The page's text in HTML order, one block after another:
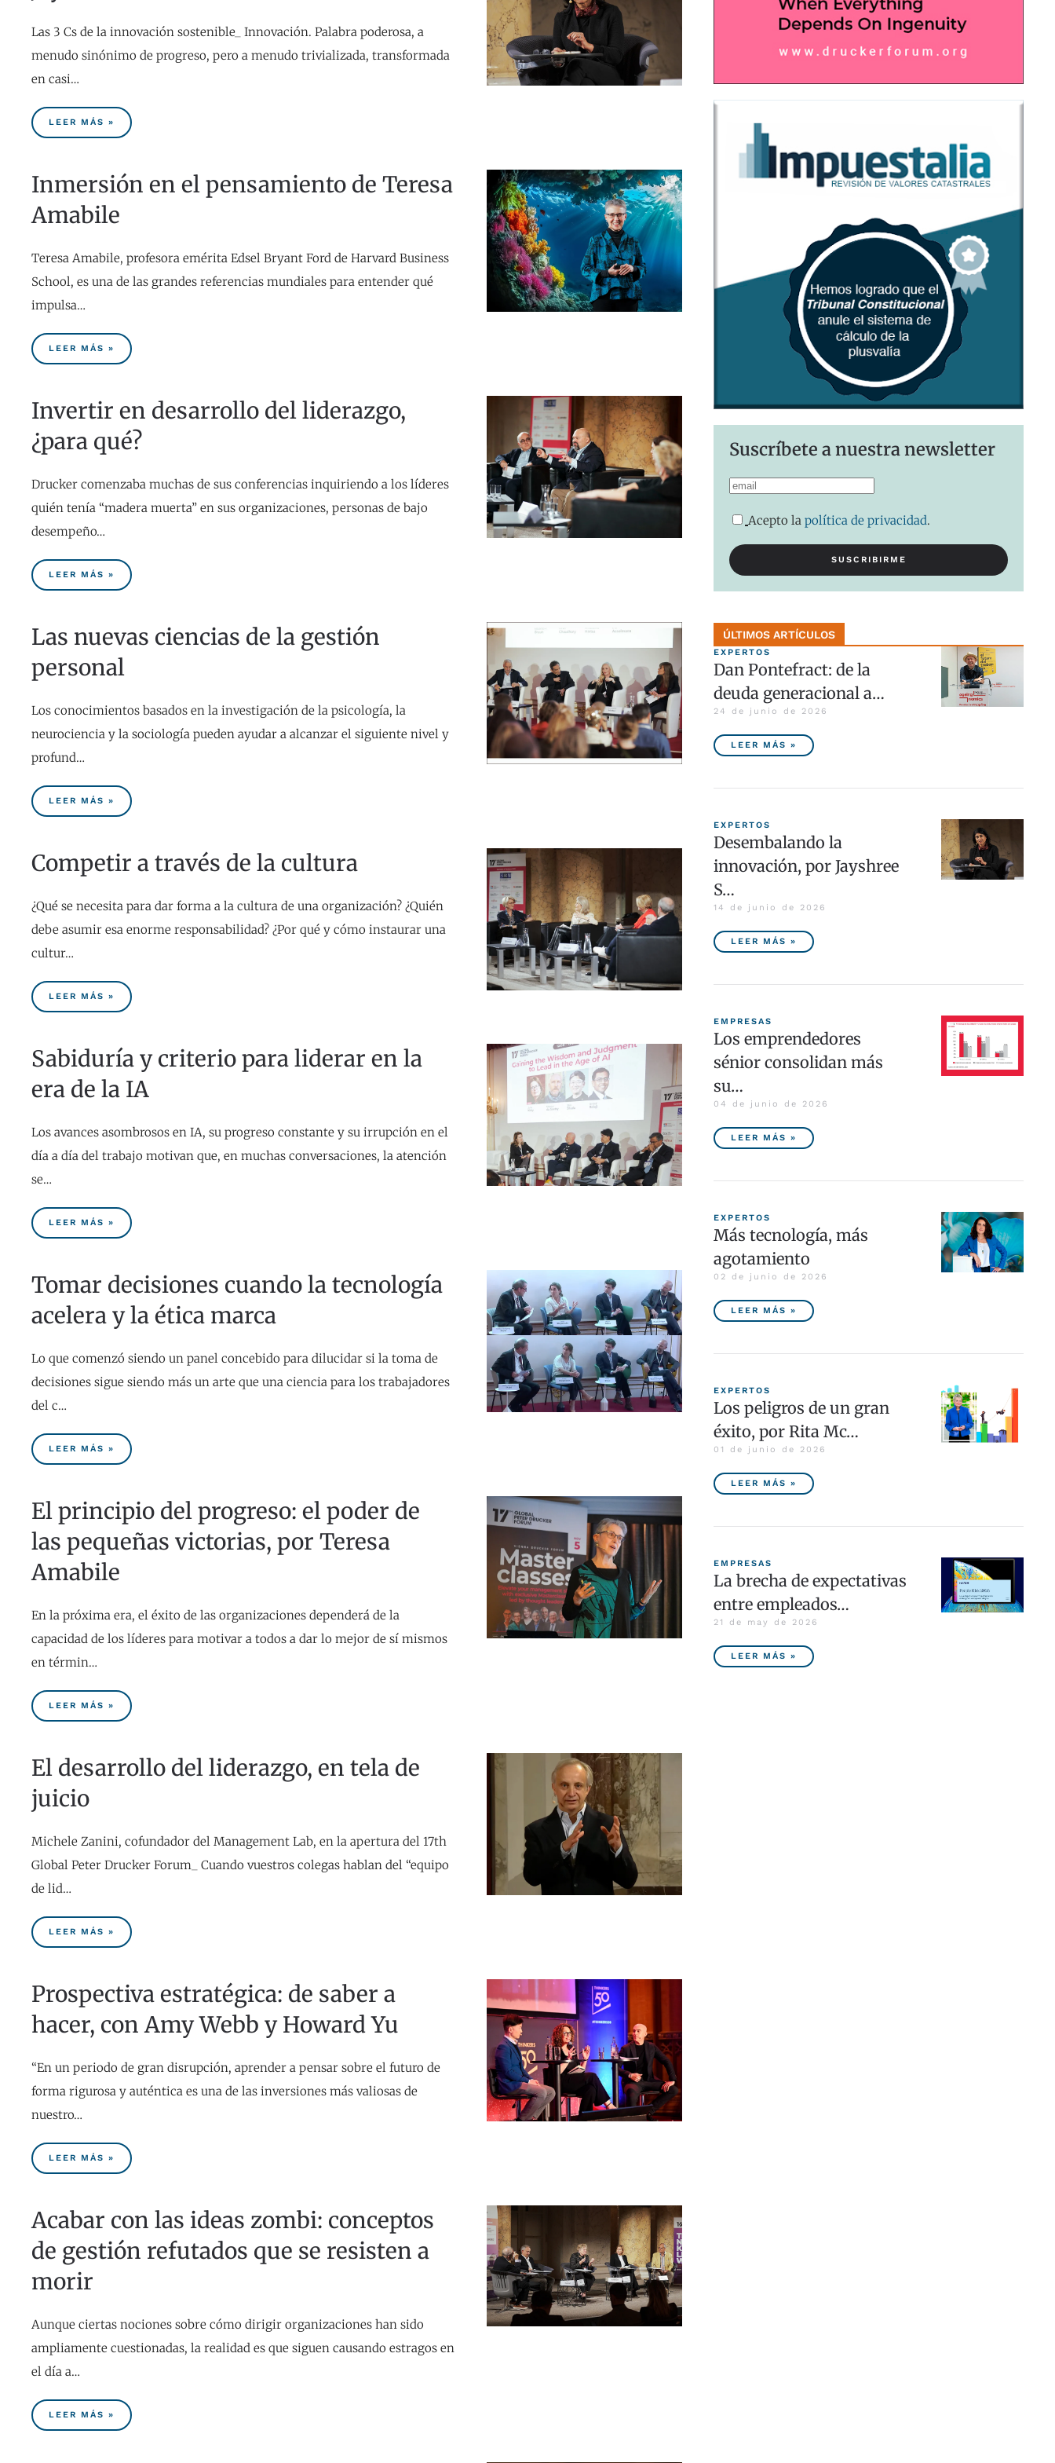
Las 3 Cs de la innovación sostenible_ Innovación. Palabra poderosa, a
menudo sinónimo de progreso, pero a menudo trivializada, transformada
en casi…
LEER MÁS »
Inmersión en el pensamiento de Teresa
Amabile
Teresa Amabile, profesora emérita Edsel Bryant Ford de Harvard Business
School, es una de las grandes referencias mundiales para entender qué
impulsa…
LEER MÁS »
Invertir en desarrollo del liderazgo,
¿para qué?
Drucker comenzaba muchas de sus conferencias inquiriendo a los líderes
quién tenía “madera muerta” en sus organizaciones, personas de bajo
desempeño…
LEER MÁS »
Las nuevas ciencias de la gestión
personal
Los conocimientos basados en la investigación de la psicología, la
neurociencia y la sociología pueden ayudar a alcanzar el siguiente nivel y
profund…
LEER MÁS »
Competir a través de la cultura
¿Qué se necesita para dar forma a la cultura de una organización? ¿Quién
debe asumir esa enorme responsabilidad? ¿Por qué y cómo instaurar una
cultur…
LEER MÁS »
Sabiduría y criterio para liderar en la
era de la IA
Los avances asombrosos en IA, su progreso constante y su irrupción en el
día a día del trabajo motivan que, en muchas conversaciones, la atención
se…
LEER MÁS »
Tomar decisiones cuando la tecnología
acelera y la ética marca
Lo que comenzó siendo un panel concebido para dilucidar si la toma de
decisiones sigue siendo más un arte que una ciencia para los trabajadores
del c…
LEER MÁS »
El principio del progreso: el poder de
las pequeñas victorias, por Teresa
Amabile
En la próxima era, el éxito de las organizaciones dependerá de la
capacidad de los líderes para motivar a todos a dar lo mejor de sí mismos
en términ…
LEER MÁS »
El desarrollo del liderazgo, en tela de
juicio
Michele Zanini, cofundador del Management Lab, en la apertura del 17th
Global Peter Drucker Forum_ Cuando vuestros colegas hablan del “equipo
de lid…
LEER MÁS »
Prospectiva estratégica: de saber a
hacer, con Amy Webb y Howard Yu
“En un periodo de gran disrupción, aprender a pensar sobre el futuro de
forma rigurosa y auténtica es una de las inversiones más valiosas de
nuestro…
LEER MÁS »
Acabar con las ideas zombi: conceptos
de gestión refutados que se resisten a
morir
Aunque ciertas nociones sobre cómo dirigir organizaciones han sido
ampliamente cuestionadas, la realidad es que siguen causando estragos en
el día a…
LEER MÁS »
Suscríbete a nuestra newsletter
Acepto lapolítica de privacidad.
ÚLTIMOS ARTÍCULOS
EXPERTOS
Dan Pontefract: de la
deuda generacional a…
24 de junio de 2026
LEER MÁS »
EXPERTOS
Desembalando la
innovación, por Jayshree
S…
14 de junio de 2026
LEER MÁS »
EMPRESAS
Los emprendedores
sénior consolidan más
su…
04 de junio de 2026
LEER MÁS »
EXPERTOS
Más tecnología, más
agotamiento
02 de junio de 2026
LEER MÁS »
EXPERTOS
Los peligros de un gran
éxito, por Rita Mc…
01 de junio de 2026
LEER MÁS »
EMPRESAS
La brecha de expectativas
entre empleados…
21 de may de 2026
LEER MÁS »